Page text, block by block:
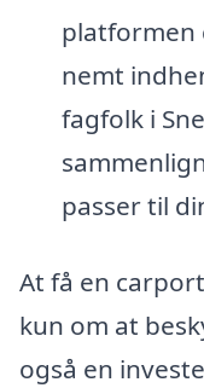
platformen
nemt
fagfolk i
passer til
At få en
kun om at
også en